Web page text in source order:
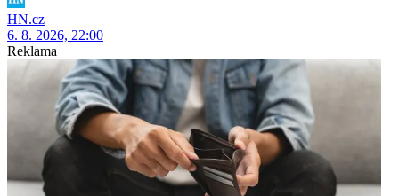
HN.cz
6. 8. 2026, 22:00
Reklama